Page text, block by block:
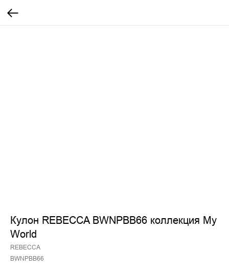
Кулон REBECCA BWNPBB66 коллекция My
World
REBECCA
BWNPBB66